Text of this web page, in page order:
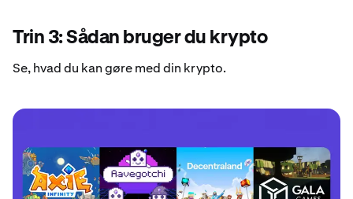
Trin 3: Sådan bruger du krypto
Se, hvad du kan gøre med din krypto.